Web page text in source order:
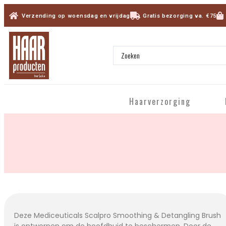
Verzending op woensdag en vrijdag Gratis bezorging va. €75
Haarverzorging
Deze Mediceuticals Scalpro Smoothing & Detangling Brush